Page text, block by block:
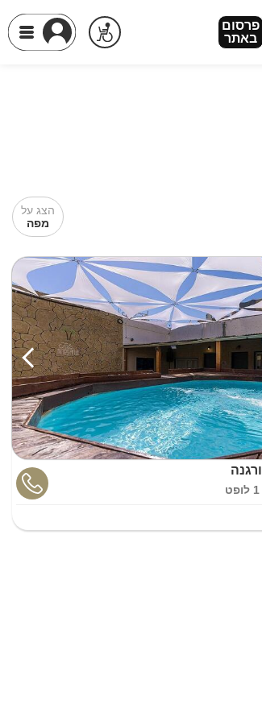
פרסום
באתר
הצג על
מפה
1 לופט